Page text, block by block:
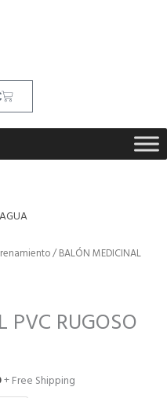
Cart
/ BALÓN MEDICINAL
PVC RUGOSO
+ Free Shipping